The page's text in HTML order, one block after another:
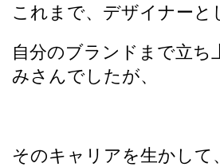
これまで、デザイナーと
自分のブランドまで立ち
みさんでしたが、
そのキャリアを生かして、